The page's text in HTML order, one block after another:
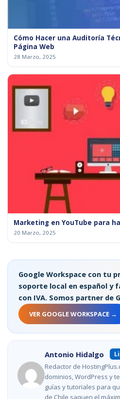
Cómo Hacer una Auditoría
Página Web
28 Marzo, 2025
Marketing en YouTube para
20 Marzo, 2025
Google Workspace con tu
soporte local en español y
con IVA. Somos partner de
VER GOOGLE WORKSPACE →
Antonio Hidalgo
Redactor de
dominios, WordPress y
guías y tutoriales para
de Chile saquen el